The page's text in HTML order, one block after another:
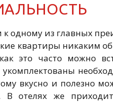
к одному из главных
квартиры никаким
это часто можно
вкусно и полезно
В отелях же